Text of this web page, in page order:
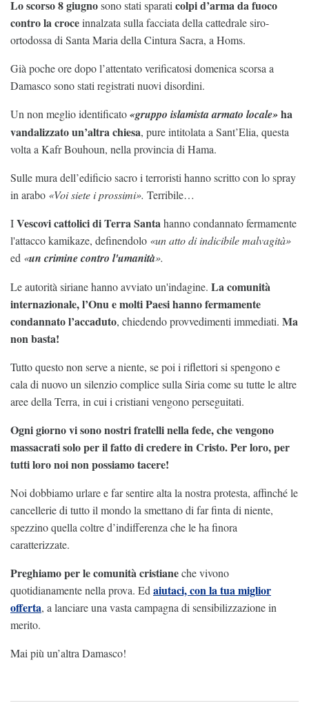
Lo scorso 8 giugnosono stati sparati colpi d’arma da fuoco
contro la croceinnalzata sulla facciata della cattedrale siro-
ortodossa di Santa Maria della Cintura Sacra, a Homs.
Già poche ore dopo l’attentato verificatosi domenica scorsa a
Damasco sono stati registrati nuovi disordini.
Un non meglio identificato«gruppo islamista armato locale»ha
vandalizzato un’altra chiesa, pure intitolata a Sant’Elia, questa
volta a Kafr Bouhoun, nella provincia di Hama.
Sulle mura dell’edificio sacro i terroristi hanno scritto con lo spray
in arabo «Voi siete i prossimi». Terribile…
IVescovi cattolici di Terra Santahanno condannato fermamente
l'attacco kamikaze, definendolo «un atto di indicibile malvagità»
ed «un crimine contro l'umanità».
Le autorità siriane hanno avviato un'indagine. La comunità
internazionale, l’Onu e molti Paesi hanno fermamente
condannato l’accaduto, chiedendo provvedimenti immediati. Ma
non basta!
Tutto questo non serve a niente, se poi i riflettori si spengono e
cala di nuovo un silenzio complice sulla Siria come su tutte le altre
aree della Terra, in cui i cristiani vengono perseguitati.
Ogni giorno vi sono nostri fratelli nella fede, che vengono
massacrati solo per il fatto di credere in Cristo. Per loro, per
tutti loro noi non possiamo tacere!
Noi dobbiamo urlare e far sentire alta la nostra protesta, affinché le
cancellerie di tutto il mondo la smettano di far finta di niente,
spezzino quella coltre d’indifferenza che le ha finora
caratterizzate.
Preghiamo per le comunità cristianeche vivono
quotidianamente nella prova. Ed aiutaci, con la tua miglior
offerta, a lanciare una vasta campagna di sensibilizzazione in
merito.
Mai più un’altra Damasco!